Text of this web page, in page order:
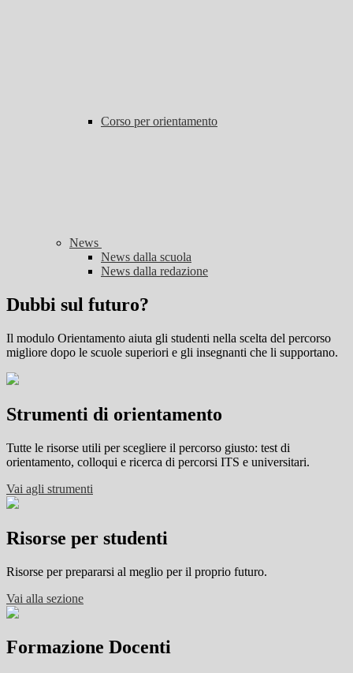
Corso per orientamento
News
News dalla scuola
News dalla redazione
Dubbi sul futuro?
Il modulo Orientamento aiuta gli studenti nella scelta del percorso
migliore dopo le scuole superiori e gli insegnanti che li supportano.
Strumenti di orientamento
Tutte le risorse utili per scegliere il percorso giusto: test di
orientamento, colloqui e ricerca di percorsi ITS e universitari.
Vai agli strumenti
Risorse per studenti
Risorse per prepararsi al meglio per il proprio futuro.
Vai alla sezione
Formazione Docenti